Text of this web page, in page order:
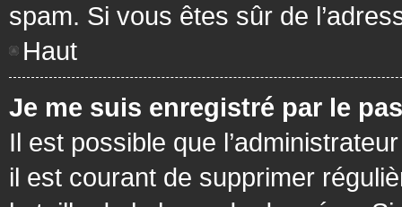
spam. Si vous êtes sûr de
Haut
Je me suis enregistré par le
Il est possible que
il est courant de supprimer